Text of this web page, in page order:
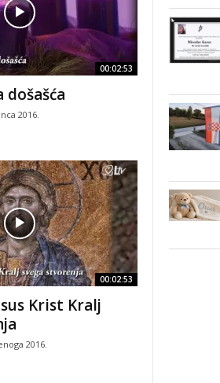
00:02:53
došašća
2016.
00:02:53
Krist Kralj
2016.